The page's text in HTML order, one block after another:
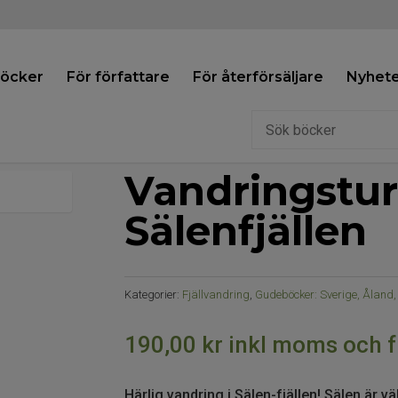
För författare För återförsäljare
Sälenfjällen
Kategorier: Fjällvandring, Gudeböcker: Sverige,
190,00 kr inkl moms och